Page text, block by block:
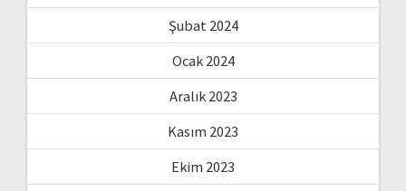
Şubat 2024
Ocak 2024
Aralık 2023
Kasım 2023
Ekim 2023